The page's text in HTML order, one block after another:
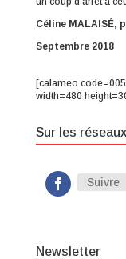
Céline MALAISÉ,
Septembre 2018
[calameo
width=480
Sur les réseaux
Suivre
Newsletter